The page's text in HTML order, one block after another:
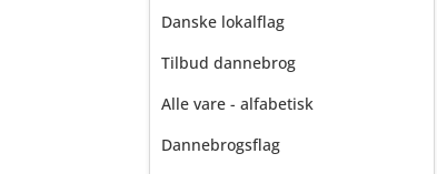
Danske lokalflag
Tilbud dannebrog
Alle vare - alfabetisk
Dannebrogsflag